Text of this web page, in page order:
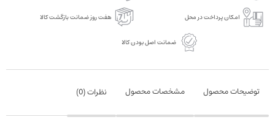
امکان پرداخت در محل هفت روز ضمانت بازگشت کالا
ضمانت اصل بودن کالا
توضیحات محصول مشخصات محصول نظرات (0
)